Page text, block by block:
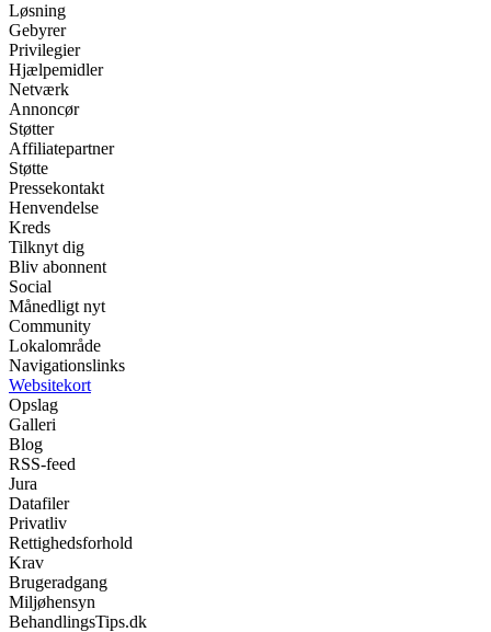
Løsning
Gebyrer
Privilegier
Hjælpemidler
Netværk
Annoncør
Støtter
Affiliatepartner
Støtte
Pressekontakt
Henvendelse
Kreds
Tilknyt dig
Bliv abonnent
Social
Månedligt nyt
Community
Lokalområde
Navigationslinks
Websitekort
Opslag
Galleri
Blog
RSS-feed
Jura
Datafiler
Privatliv
Rettighedsforhold
Krav
Brugeradgang
Miljøhensyn
BehandlingsTips.dk